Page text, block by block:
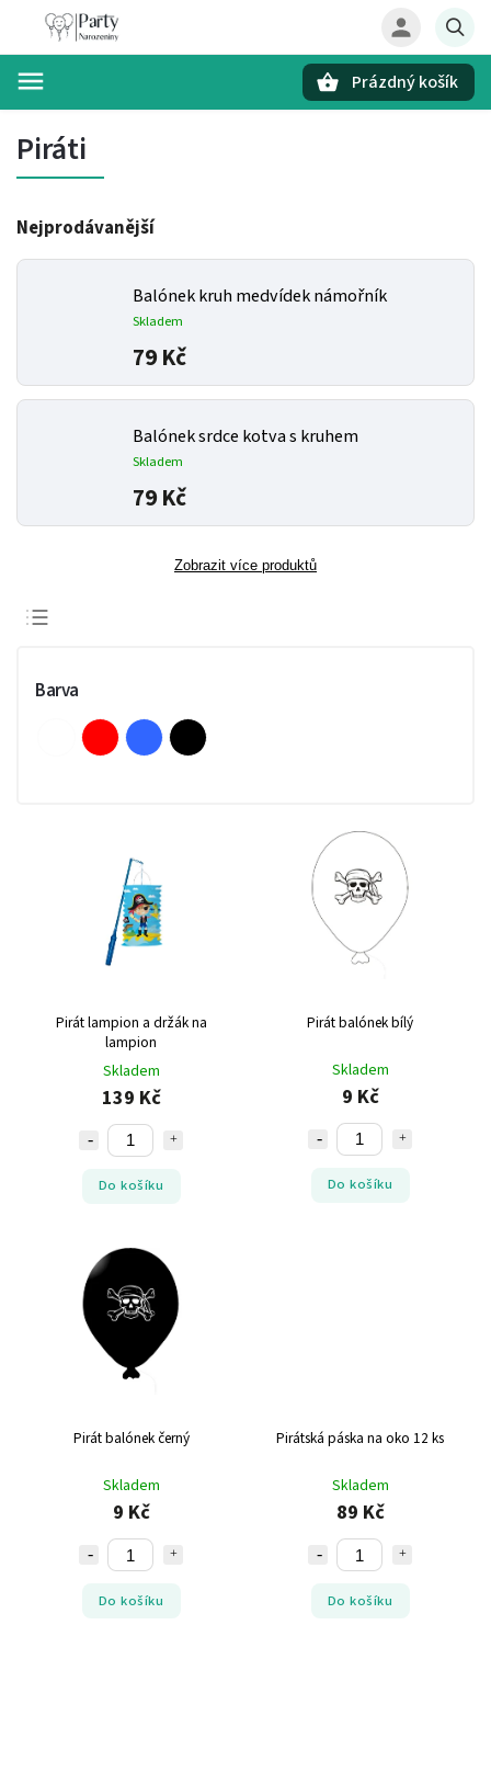
Prázdný košík
Piráti
Nejprodávanější
Balónek kruh medvídek námořník
Skladem
79 Kč
Balónek srdce kotva s kruhem
Skladem
79 Kč
Zobrazit více produktů
Nejlevnější
Nejdražší
Nejprodávanější
Barva
Pirát lampion a držák na
lampion
Skladem
139 Kč
Do košíku
Pirát balónek bílý
Skladem
9 Kč
Do košíku
Pirát balónek černý
Skladem
9 Kč
Do košíku
Pirátská páska na oko 12 ks
Skladem
89 Kč
Do košíku